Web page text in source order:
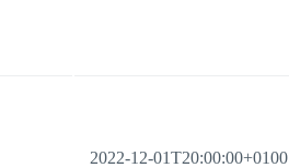
2022-12-01T20:00:00+0100